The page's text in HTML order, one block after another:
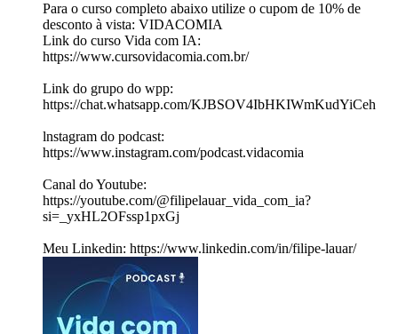
Para o curso completo abaixo utilize o cupom de 10% de
desconto à vista: VIDACOMIA
Link do curso Vida com IA:
⁠⁠https://www.cursovidacomia.com.br/⁠⁠
Link do grupo do wpp:
⁠⁠⁠https://chat.whatsapp.com/KJBSOV4IbHKIWmKudYiCeh⁠⁠
lnstagram do podcast:
⁠⁠⁠https://www.instagram.com/podcast.vidacomia⁠⁠
Canal do Youtube:
⁠⁠https://youtube.com/@filipelauar_vida_com_ia?
si=_yxHL2OFssp1pxGj⁠⁠
⁠Meu Linkedin: ⁠⁠⁠https://www.linkedin.com/in/filipe-lauar/